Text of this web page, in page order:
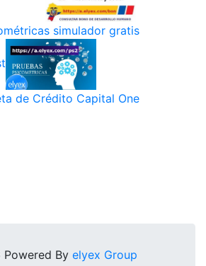
simulador gratis
de Crédito Capital One
By elyex Group